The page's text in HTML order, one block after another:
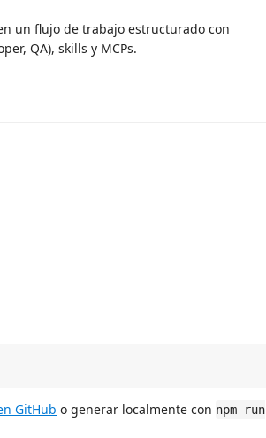
un flujo de trabajo estructurado con
QA), skills y MCPs.
GitHub o generar localmente con npm run